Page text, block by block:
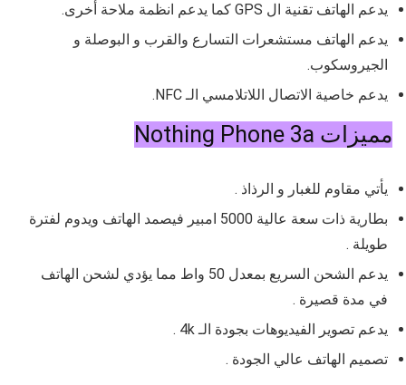
يدعم الهاتف تقنية ال GPS كما يدعم انظمة ملاحة أخرى.
يدعم الهاتف مستشعرات التسارع والقرب و البوصلة و
الجيروسكوب.
يدعم خاصية الاتصال اللاتلامسي الـ NFC.
مميزات Nothing Phone 3a
يأتي مقاوم للغبار و الرذاذ .
بطارية ذات سعة عالية 5000 امبير فيصمد الهاتف ويدوم لفترة
طويلة .
يدعم الشحن السريع بمعدل 50 واط مما يؤدي لشحن الهاتف
في مدة قصيرة .
يدعم تصوير الفيديوهات بجودة الـ 4k .
تصميم الهاتف عالي الجودة .